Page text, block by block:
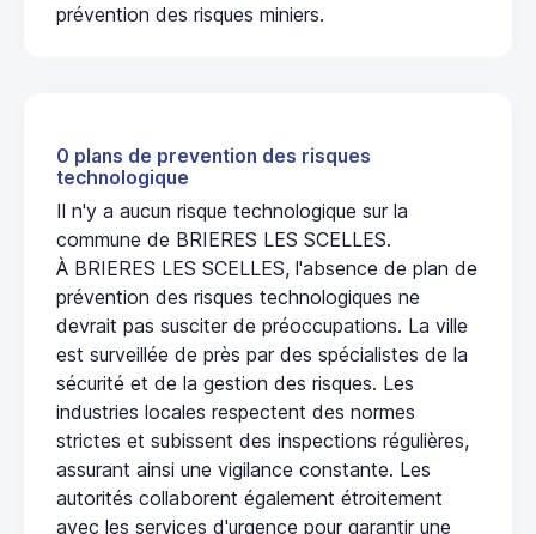
prévention des risques miniers.
0 plans de prevention des risques
technologique
Il n'y a aucun risque technologique sur la
commune de BRIERES LES SCELLES.
À BRIERES LES SCELLES, l'absence de plan de
prévention des risques technologiques ne
devrait pas susciter de préoccupations. La ville
est surveillée de près par des spécialistes de la
sécurité et de la gestion des risques. Les
industries locales respectent des normes
strictes et subissent des inspections régulières,
assurant ainsi une vigilance constante. Les
autorités collaborent également étroitement
avec les services d'urgence pour garantir une